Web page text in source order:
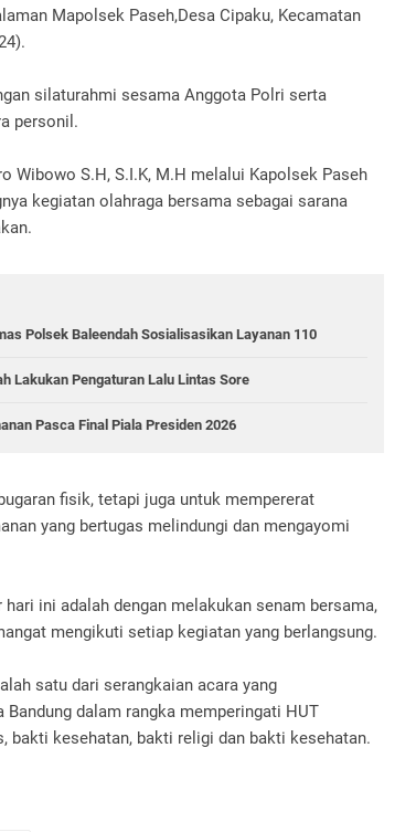
Mapolsek Paseh,Desa Cipaku, Kecamatan
silaturahmi sesama Anggota Polri serta
personil.
Wibowo S.H, S.I.K, M.H melalui Kapolsek Paseh
kegiatan olahraga bersama sebagai sarana
Polsek Baleendah Sosialisasikan Layanan 110
Lakukan Pengaturan Lalu Lintas Sore
Pasca Final Piala Presiden 2026
fisik, tetapi juga untuk mempererat
yang bertugas melindungi dan mengayomi
ini adalah dengan melakukan senam bersama,
mengikuti setiap kegiatan yang berlangsung.
satu dari serangkaian acara yang
dalam rangka memperingati HUT
bakti kesehatan, bakti religi dan bakti kesehatan.